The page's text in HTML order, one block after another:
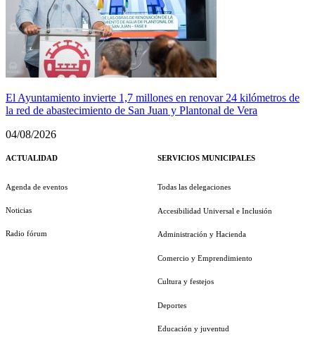
El Ayuntamiento invierte 1,7 millones en renovar 24 kilómetros de
la red de abastecimiento de San Juan y Plantonal de Vera
04/08/2026
ACTUALIDAD
Agenda de eventos
Noticias
Radio fórum
SERVICIOS MUNICIPALES
Todas las delegaciones
Accesibilidad Universal e Inclusión
Administración y Hacienda
Comercio y Emprendimiento
Cultura y festejos
Deportes
Educación y juventud